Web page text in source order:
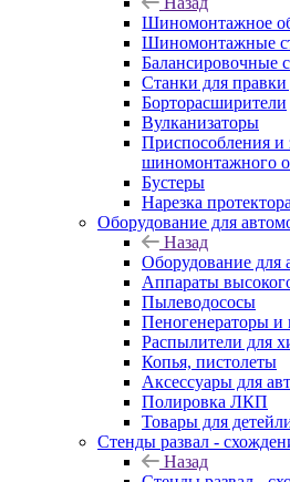
Шиномонтажное
Шиномонтажные
Балансировочные
Станки для правки
Борторасширители
Вулканизаторы
Приспособления и
шиномонтажного
Бустеры
Нарезка
Оборудование для
Назад
Оборудование для
Аппараты
Пылеводососы
Пеногенераторы и
Распылители для
Копья, пистолеты
Аксессуары для
Полировка ЛКП
Товары для
Стенды развал -
Назад